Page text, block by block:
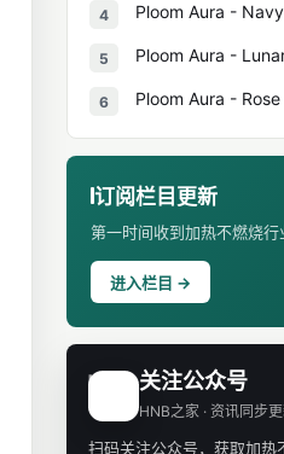
4 Ploom Aura -
5 Ploom Aura -
6 Ploom Aura -
订阅栏目更新
第一时间收到加热不燃烧行
进入栏目 →
H 关注公众号
HNB之家 · 资讯同步
扫码关注公众号，获取加热